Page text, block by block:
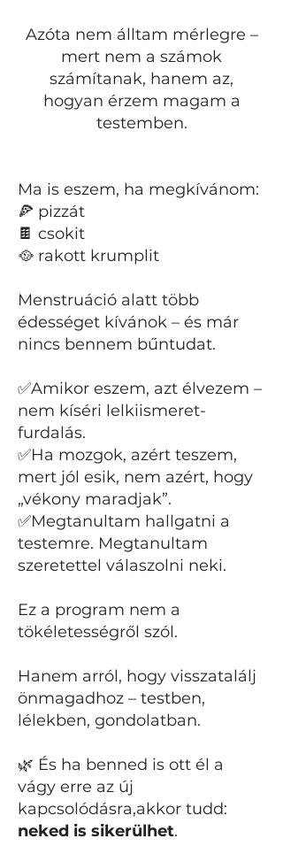
Azóta nem álltam mérlegre –
mert nem a számok
számítanak, hanem az,
hogyan érzem magam a
testemben.
Ma is eszem, ha megkívánom:
🍕 pizzát
🍫 csokit
🥘 rakott krumplit
Menstruáció alatt több
édességet kívánok – és már
nincs bennem bűntudat.
✅Amikor eszem, azt élvezem –
nem kíséri lelkiismeret-
furdalás.
✅Ha mozgok, azért teszem,
mert jól esik, nem azért, hogy
„vékony maradjak”.
✅Megtanultam hallgatni a
testemre. Megtanultam
szeretettel válaszolni neki.
Ez a program nem a
tökéletességről szól.
Hanem arról, hogy visszatalálj
önmagadhoz – testben,
lélekben, gondolatban.
🌿 És ha benned is ott él a
vágy erre az új
kapcsolódásra,akkor tudd:
neked is sikerülhet.